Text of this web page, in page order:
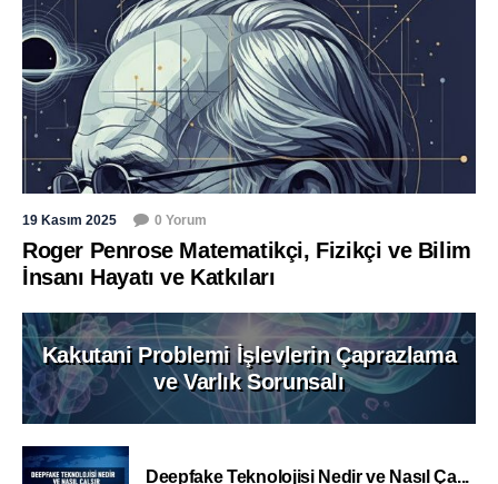
19 Kasım 2025 0 Yorum
Roger Penrose Matematikçi, Fizikçi ve Bilim
İnsanı Hayatı ve Katkıları
Kakutani Problemi İşlevlerin Çaprazlama
ve Varlık Sorunsalı
Deepfake Teknolojisi Nedir ve Nasıl Ça...